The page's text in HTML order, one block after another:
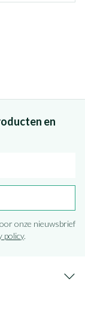
en
onze nieuwsbrief
policy.